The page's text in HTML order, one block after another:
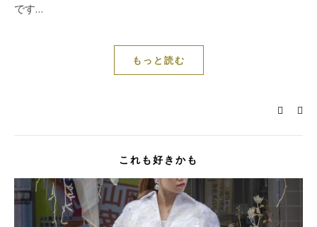
です…
もっと読む
これも好きかも